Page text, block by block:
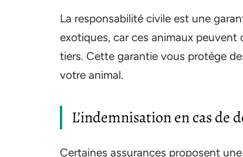
La responsabilité civile est une
exotiques, car ces animaux peuvent
tiers. Cette garantie vous protège
votre animal.
L’indemnisation en cas de
Certaines assurances proposent